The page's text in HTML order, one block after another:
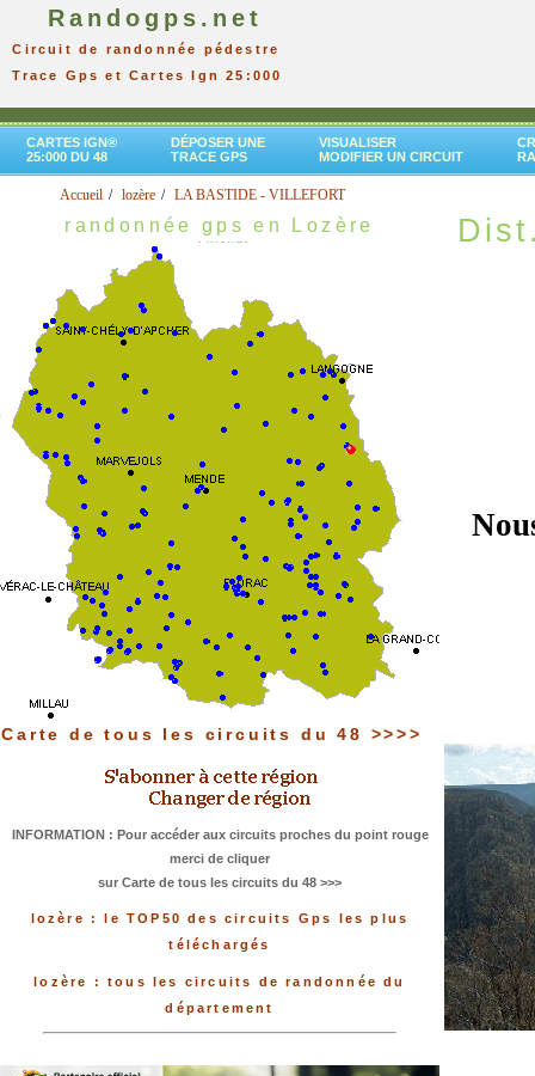
Randogps.net
Circuit de randonnée pédestre
Trace Gps et Cartes Ign 25:000
CARTES IGN®
25:000 DU 48
DÉPOSER UNE
TRACE GPS
VISUALISER
MODIFIER UN CIRCUIT
Accueil lozère LA BASTIDE - VILLEFORT
randonnée gps en Lozère
Carte de tous les circuits du 48 >>>>
INFORMATION : Pour accéder aux circuits proches du point rouge
merci de cliquer
sur Carte de tous les circuits du 48 >>>
lozère : le TOP50 des circuits Gps les plus
téléchargés
lozère : tous les circuits de randonnée du
département